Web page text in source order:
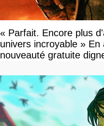
« Parfait. Encore plus
univers incroyable »
nouveauté gratuite